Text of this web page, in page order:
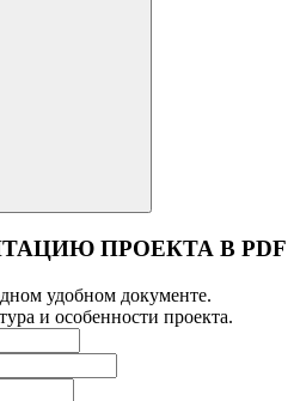
ПРОЕКТА В PDF
удобном документе.
и особенности проекта.